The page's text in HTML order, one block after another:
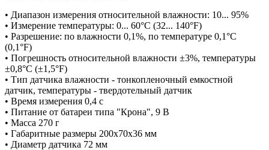
• Диапазон измерения относительной влажности: 10... 95%
• Измерение температуры: 0... 60°С (32... 140°F)
• Разрешение: по влажности 0,1%, по температуре 0,1°С
(0,1°F)
• Погрешность относительной влажности ±3%, температуры
±0,8°С (±1,5°F)
• Тип датчика влажности - тонкопленочный емкостной
датчик, температуры - твердотельный датчик
• Время измерения 0,4 с
• Питание от батареи типа "Крона", 9 В
• Масса 270 г
• Габаритные размеры 200х70х36 мм
• Диаметр датчика 72 мм